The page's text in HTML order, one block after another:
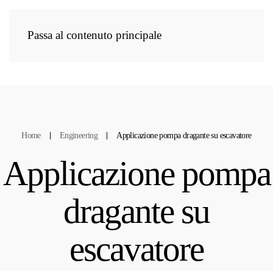
Passa al contenuto principale
IT
Home Engineering Applicazione pompa dragante su escavatore
Applicazione pompa
dragante su
escavatore